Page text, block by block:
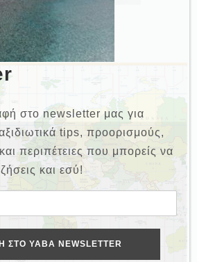
στο newsletter μας για
tips, προορισμούς,
περιπέτειες που μπορείς να
ζήσεις και εσύ!